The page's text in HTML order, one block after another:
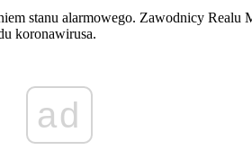
stanu alarmowego. Zawodnicy
koronawirusa.
ad